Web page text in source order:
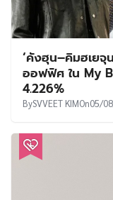
‘คังฮุน–คิมฮเยจุ
ออฟฟิศ ใน My
4.226%
BySVVEET KIMOn05/